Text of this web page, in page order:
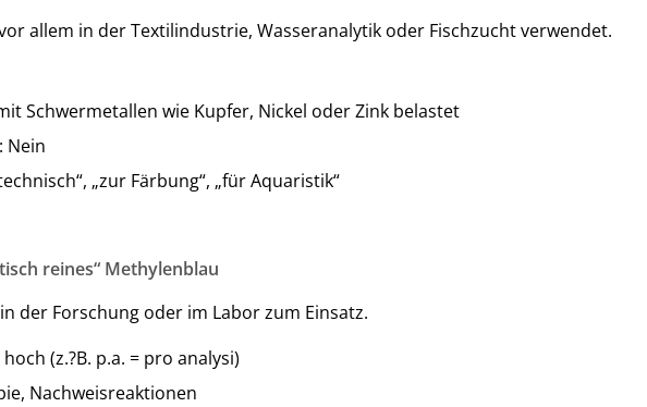
allem in der Textilindustrie, Wasseranalytik oder Fischzucht verwendet.
Schwermetallen wie Kupfer, Nickel oder Zink belastet
Nein
„zur Färbung“, „für Aquaristik“
reines“ Methylenblau
der Forschung oder im Labor zum Einsatz.
(z.?B. p.a. = pro analysi)
Nachweisreaktionen